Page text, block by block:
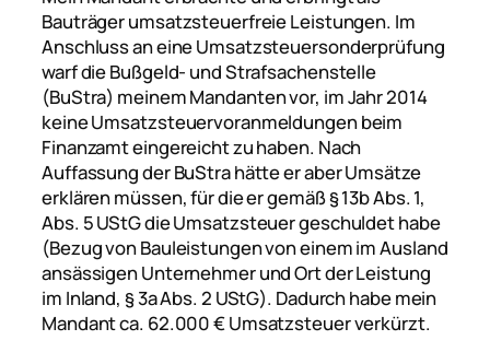
Bauträger umsatzsteuerfreie Leistungen. Im
Anschluss an eine Umsatzsteuersonderprüfung
warf die Bußgeld- und Strafsachenstelle
(BuStra) meinem Mandanten vor, im Jahr 2014
keine Umsatzsteuervoranmeldungen beim
Finanzamt eingereicht zu haben. Nach
Auffassung der BuStra hätte er aber Umsätze
erklären müssen, für die er gemäß § 13b Abs. 1,
Abs. 5 UStG die Umsatzsteuer geschuldet habe
(Bezug von Bauleistungen von einem im Ausland
ansässigen Unternehmer und Ort der Leistung
im Inland, § 3a Abs. 2 UStG). Dadurch habe mein
Mandant ca. 62.000 € Umsatzsteuer verkürzt.